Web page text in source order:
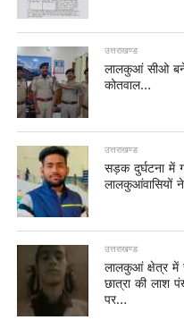
उत्तराखण्ड
लालकुआं सीओ बने
कोतवाल…
उत्तराखण्ड
सड़क दुर्घटना में
लालकुआंवासियों
उत्तराखण्ड
लालकुआं क्षेत्र में
छात्रा की लाश
पर…